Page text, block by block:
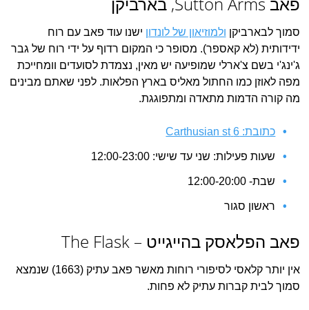
סמוך לבארביקן ולמוזיאון של לונדון ישנו עוד פאב עם רוח
ידידותית (לא קאספר). מסופר כי המקום רדוף על ידי רוח של גבר
ג'ינג'י בשם צ'ארלי שמופיעה יש מאין, נצמדת לסועדים וומחייכת
מפה לאוזן כמו החתול מאליס בארץ הפלאות. לפני שאתם מבינים
מה קורה הדמות מתאדה ומתפוגגת.
כתובת: 6 Carthusian st
שעות פעילות: שני עד שישי: 12:00-23:00
שבת- 12:00-20:00
ראשון סגור
פאב הפלאסק בהייגייט – The Flask
אין יותר קלאסי לסיפורי רוחות מאשר פאב עתיק (1663) שנמצא
סמוך לבית קברות עתיק לא פחות.